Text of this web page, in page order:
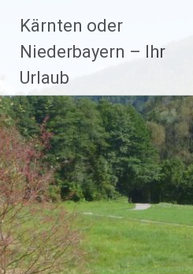
Inhalt
springen
Kärnten oder
Niederbayern – Ihr
Urlaub